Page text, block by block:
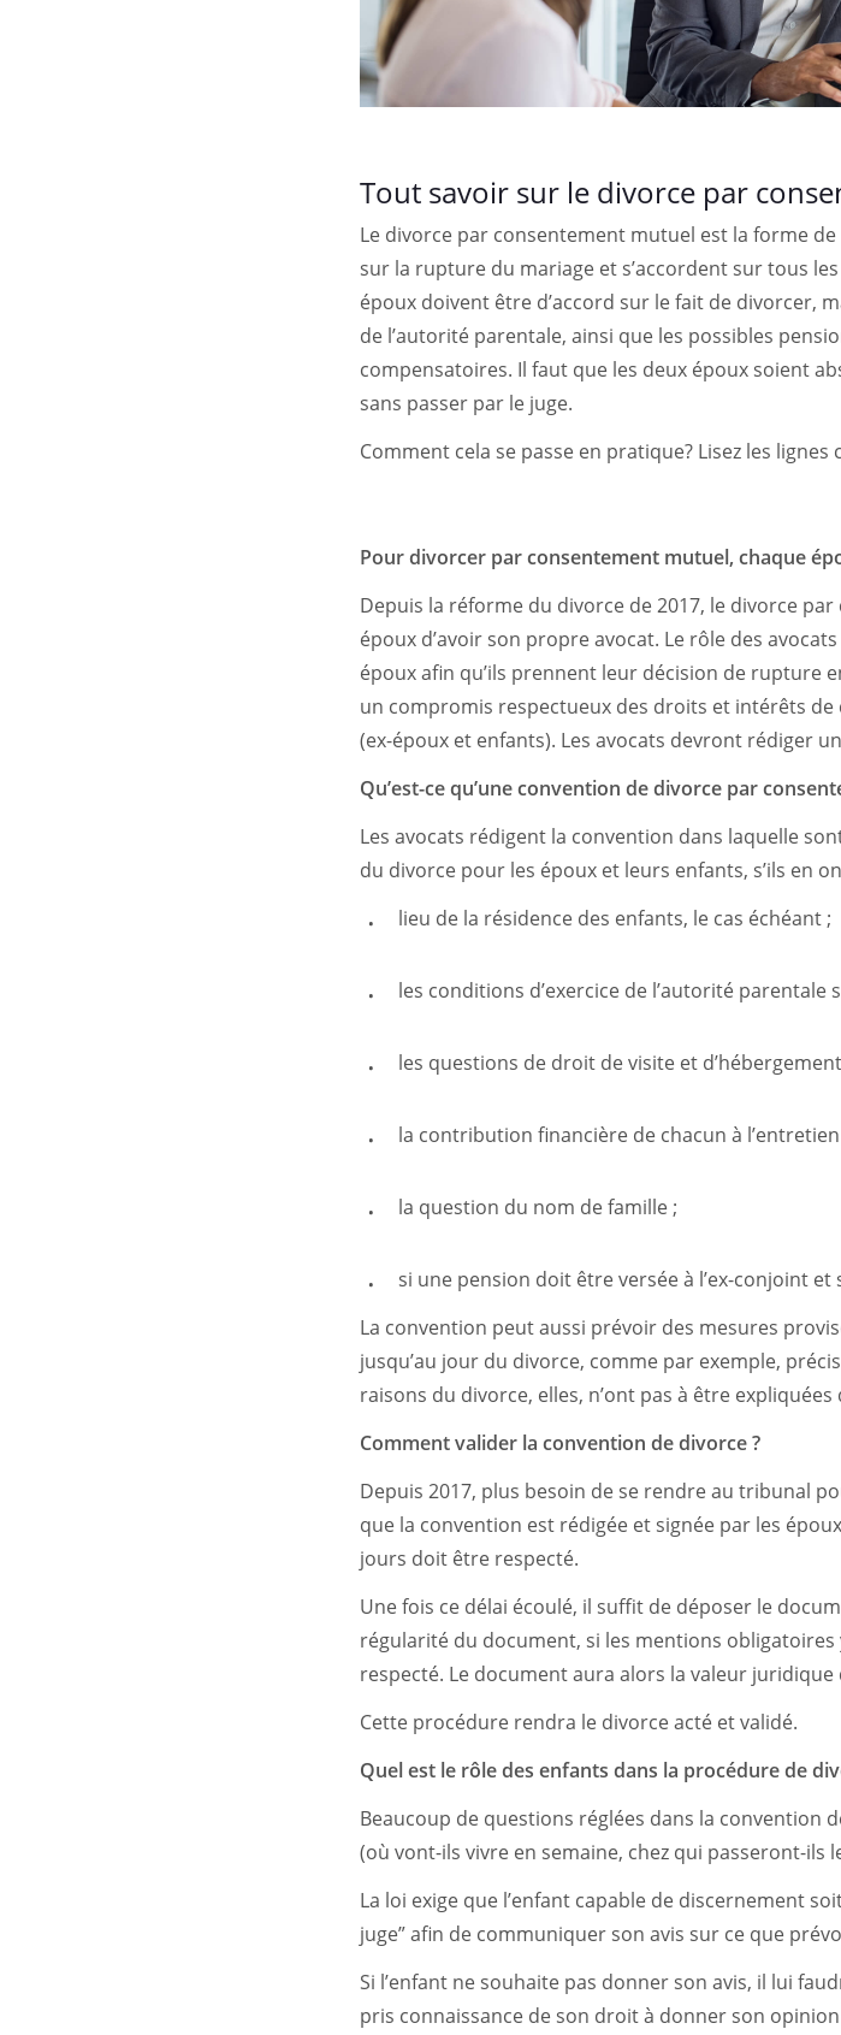
Tout savoir sur le divorce par
Le divorce par consentement mutuel est la forme
sur la rupture du mariage et s’accordent sur tous
époux doivent être d’accord sur le fait de divorcer,
de l’autorité parentale, ainsi que les possibles
compensatoires. Il faut que les deux époux soient
sans passer par le juge.
Comment cela se passe en pratique? Lisez les
Pour divorcer par consentement mutuel, chaque
Depuis la réforme du divorce de 2017, le divorce
époux d’avoir son propre avocat. Le rôle des
époux afin qu’ils prennent leur décision de rupture
un compromis respectueux des droits et intérêts
(ex-époux et enfants). Les avocats devront rédiger
Qu’est-ce qu’une convention de divorce par
Les avocats rédigent la convention dans laquelle
du divorce pour les époux et leurs enfants, s’ils en
lieu de la résidence des enfants, le cas échéant ;
les conditions d’exercice de l’autorité parentale
les questions de droit de visite et
la contribution financière de chacun à
la question du nom de famille ;
si une pension doit être versée à l’ex-conjoint
La convention peut aussi prévoir des mesures
jusqu’au jour du divorce, comme par exemple,
raisons du divorce, elles, n’ont pas à être
Comment valider la convention de divorce ?
Depuis 2017, plus besoin de se rendre au tribunal
que la convention est rédigée et signée par les
jours doit être respecté.
Une fois ce délai écoulé, il suffit de déposer le
régularité du document, si les mentions
respecté. Le document aura alors la valeur juridique
Cette procédure rendra le divorce acté et validé.
Quel est le rôle des enfants dans la procédure de
Beaucoup de questions réglées dans la convention
(où vont-ils vivre en semaine, chez qui passeront-ils
La loi exige que l’enfant capable de discernement
juge” afin de communiquer son avis sur ce que
Si l’enfant ne souhaite pas donner son avis, il lui
pris connaissance de son droit à donner son opinion